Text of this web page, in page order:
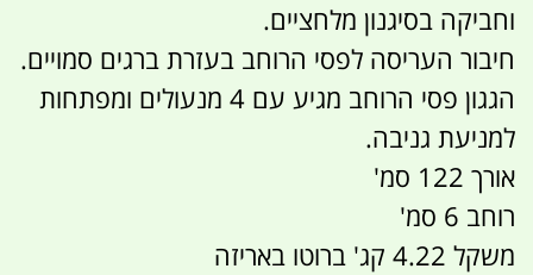
וחביקה בסיגנון מלחציים.
חיבור העריסה לפסי הרוחב בעזרת ברגים סמויים.
הגגון פסי הרוחב מגיע עם 4 מנעולים ומפתחות
למניעת גניבה.
אורך 122 סמ'
רוחב 6 סמ'
משקל 4.22 קג' ברוטו באריזה